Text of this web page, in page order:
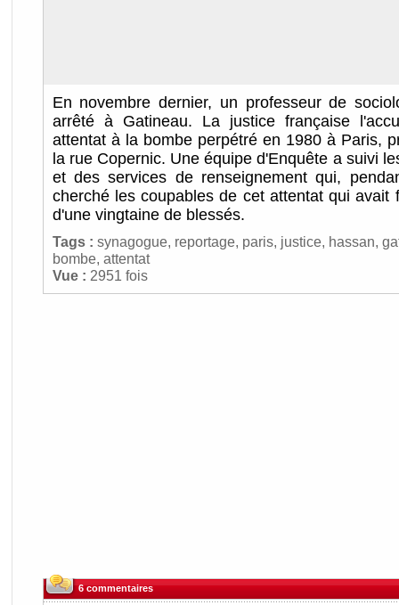
En novembre dernier, un professeur de
arrêté à Gatineau. La justice française
attentat à la bombe perpétré en 1980 à Paris,
la rue Copernic. Une équipe d'Enquête a suivi
et des services de renseignement qui,
cherché les coupables de cet attentat qui avait
d'une vingtaine de blessés.
Tags : synagogue, reportage, paris, justice, hassan,
bombe, attentat
Vue : 2951 fois
6 commentaires